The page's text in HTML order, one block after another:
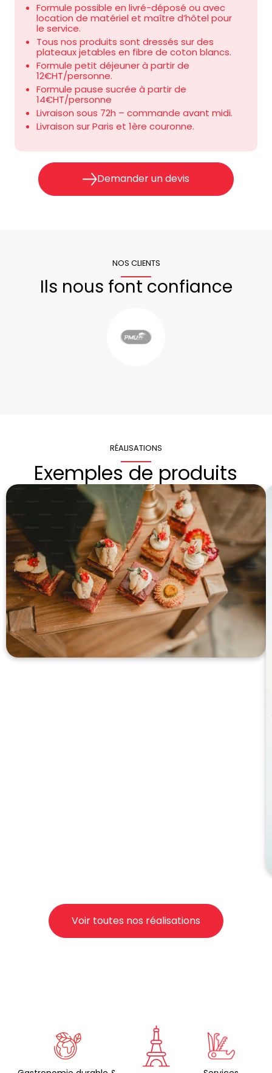
Formule possible en livré-déposé ou avec
location de matériel et maître d’hôtel pour
le service.
Tous nos produits sont dressés sur des
plateaux jetables en fibre de coton blancs.
Formule petit déjeuner à partir de
12€HT/personne.
Formule pause sucrée à partir de
14€HT/personne
Livraison sous 72h – commande avant midi.
Livraison sur Paris et 1ère couronne.
Demander un devis
NOS CLIENTS
Ils nous font confiance
RÉALISATIONS
Exemples de produits
Voir toutes nos réalisations